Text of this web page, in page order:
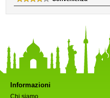
Informazioni
Chi siamo